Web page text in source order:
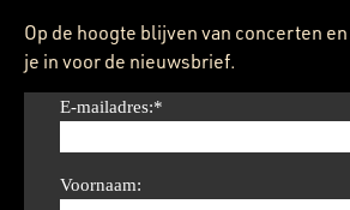
Op de hoogte blijven van concerten
je in voor de nieuwsbrief.